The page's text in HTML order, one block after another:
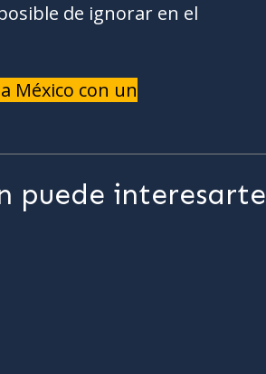
de ignorar en el
México con un
puede interesarte